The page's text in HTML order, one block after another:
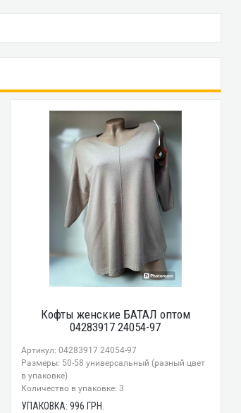
Кофты женские БАТАЛ оптом
04283917 24054-97
Артикул: 04283917 24054-97
Размеры: 50-58 универсальный (разный цвет
в упаковке)
Количество в упаковке: 3
УПАКОВКА:996 ГРН.